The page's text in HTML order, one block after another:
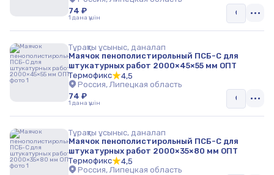
74 ₽
1 дана үшін
Тұрақты ұсыныс, даналап
Маячок пенополистирольный ПСБ-С для
штукатурных работ 2000×45×55 мм ОПТ
Термофикс
4,5
Россия, Липецкая область
74 ₽
1 дана үшін
Тұрақты ұсыныс, даналап
Маячок пенополистирольный ПСБ-С для
штукатурных работ 2000×35×80 мм ОПТ
Термофикс
4,5
Россия, Липецкая область